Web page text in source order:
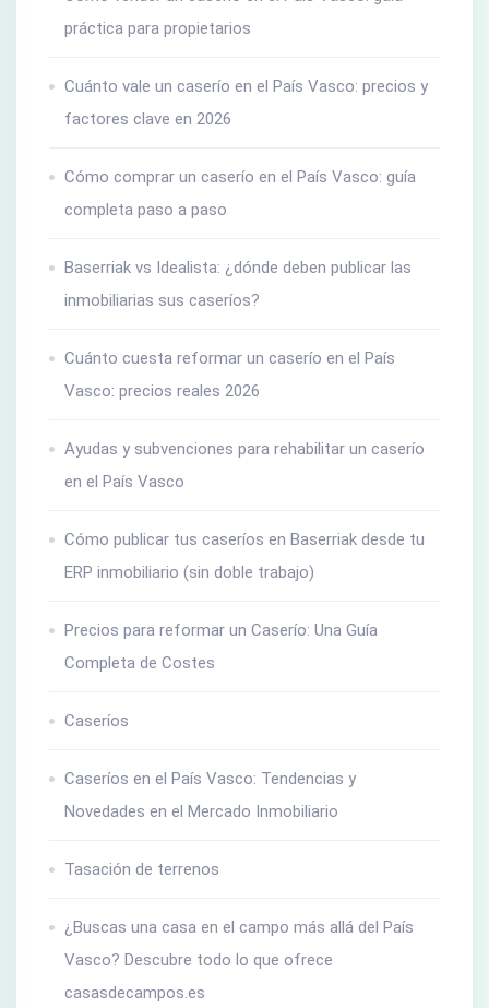
práctica para propietarios
Cuánto vale un caserío en el País Vasco: precios y
factores clave en 2026
Cómo comprar un caserío en el País Vasco: guía
completa paso a paso
Baserriak vs Idealista: ¿dónde deben publicar las
inmobiliarias sus caseríos?
Cuánto cuesta reformar un caserío en el País
Vasco: precios reales 2026
Ayudas y subvenciones para rehabilitar un caserío
en el País Vasco
Cómo publicar tus caseríos en Baserriak desde tu
ERP inmobiliario (sin doble trabajo)
Precios para reformar un Caserío: Una Guía
Completa de Costes
Caseríos
Caseríos en el País Vasco: Tendencias y
Novedades en el Mercado Inmobiliario
Tasación de terrenos
¿Buscas una casa en el campo más allá del País
Vasco? Descubre todo lo que ofrece
casasdecampos.es